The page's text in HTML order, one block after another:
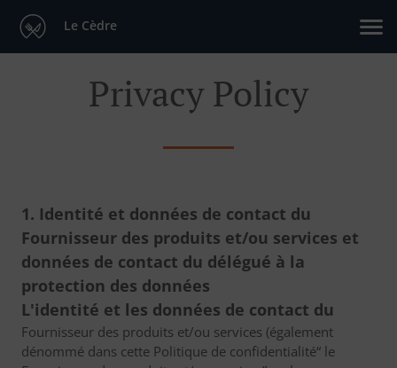
Le Cèdre
Privacy Policy
1. Identité et données de contact du
Fournisseur des produits et/ou services et
données de contact du délégué à la
protection des données
L'identité et les données de contact du
Fournisseur des produits et/ou services (également
dénommé dans cette Politique de confidentialité“ le